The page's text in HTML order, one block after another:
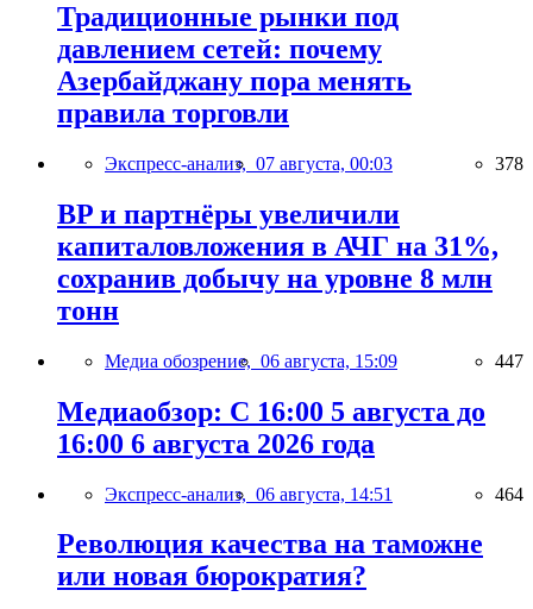
Традиционные рынки под
давлением сетей: почему
Азербайджану пора менять
правила торговли
Экспресс-анализ, 07 августа, 00:03 378
BP и партнёры увеличили
капиталовложения в АЧГ на 31%,
сохранив добычу на уровне 8 млн
тонн
Медиа обозрение, 06 августа, 15:09 447
Медиаобзор: С 16:00 5 августа до
16:00 6 августа 2026 года
Экспресс-анализ, 06 августа, 14:51 464
Революция качества на таможне
или новая бюрократия?